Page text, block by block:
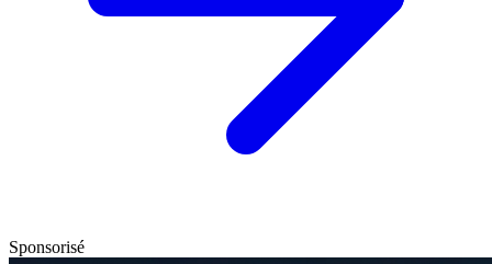
Sponsorisé